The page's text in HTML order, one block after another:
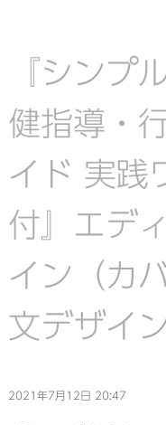
『シンプ
健指導・
イド 実践
付』エデ
イン（カ
文デザイン
2021年7月12日 20:47